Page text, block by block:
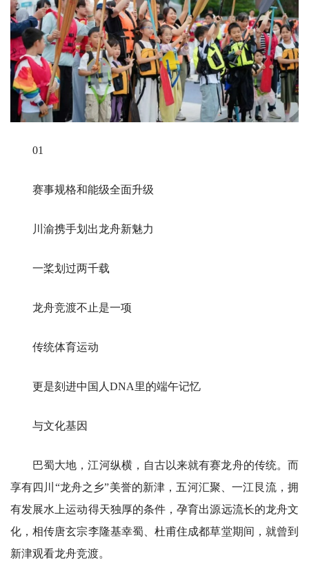
01
赛事规格和能级全面升级
川渝携手划出龙舟新魅力
一桨划过两千载
龙舟竞渡不止是一项
传统体育运动
更是刻进中国人DNA里的端午记忆
与文化基因
巴蜀大地，江河纵横，自古以来就有赛龙舟的传统。而
享有四川“龙舟之乡”美誉的新津，五河汇聚、一江艮流，拥
有发展水上运动得天独厚的条件，孕育出源远流长的龙舟文
化，相传唐玄宗李隆基幸蜀、杜甫住成都草堂期间，就曾到
新津观看龙舟竞渡。